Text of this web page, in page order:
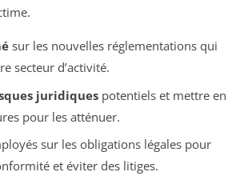
sur les nouvelles réglementations qui
secteur d’activité.
juridiquespotentiels et mettre en
pour les atténuer.
sur les obligations légales pour
et éviter des litiges.